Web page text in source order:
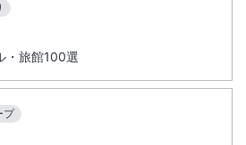
・旅館100選
プ